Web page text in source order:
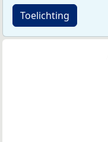
Toelichting